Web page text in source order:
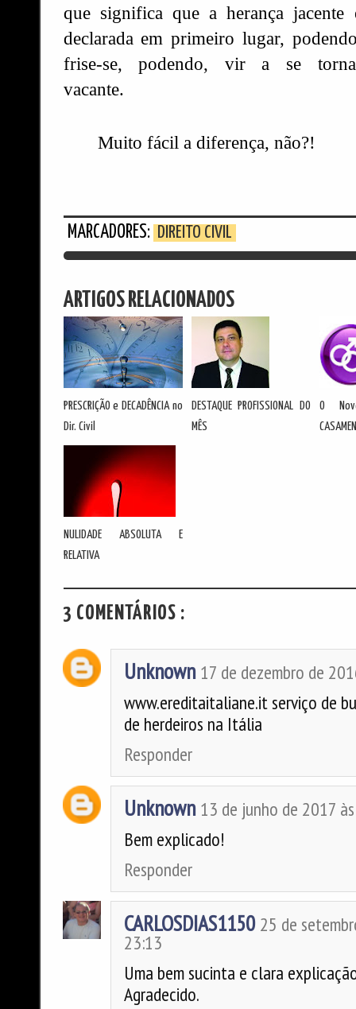
que significa que a herança jacente
declarada em primeiro lugar,
frise-se, podendo, vir a se
vacante.
Muito fácil a diferença, não?!
MARCADORES: DIREITO CIVIL
ARTIGOS RELACIONADOS
PRESCRIÇÃO e DECADÊNCIA no
Dir. Civil
DESTAQUE PROFISSIONAL DO
MÊS
O
NULIDADE ABSOLUTA E
RELATIVA
3 COMENTÁRIOS :
Unknown 17 de dezembro de
www.ereditaitaliane.it serviço de
de herdeiros na Itália
Responder
Unknown 13 de junho de 2017
Bem explicado!
Responder
CARLOSDIAS1150 25 de
23:13
Uma bem sucinta e clara
Agradecido.